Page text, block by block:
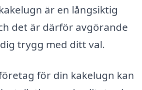
är en långsiktig
det är därför avgörande
trygg med ditt val.
för din kakelugn kan